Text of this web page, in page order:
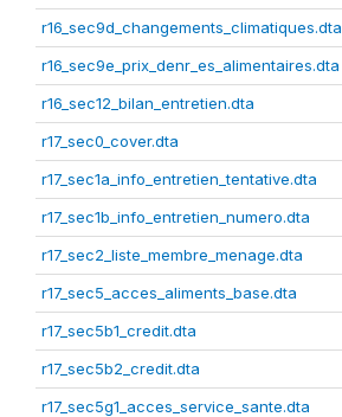
r16_sec9d_changements_climatiques.dta
r16_sec9e_prix_denr_es_alimentaires.dta
r16_sec12_bilan_entretien.dta
r17_sec0_cover.dta
r17_sec1a_info_entretien_tentative.dta
r17_sec1b_info_entretien_numero.dta
r17_sec2_liste_membre_menage.dta
r17_sec5_acces_aliments_base.dta
r17_sec5b1_credit.dta
r17_sec5b2_credit.dta
r17_sec5g1_acces_service_sante.dta